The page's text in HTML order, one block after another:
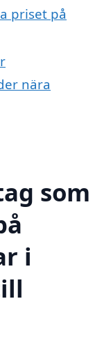
priset på
nära
som
i